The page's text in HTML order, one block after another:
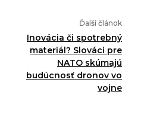
Ďalší článok
Inovácia či spotrebný
materiál? Slováci pre
NATO skúmajú
budúcnosť dronov vo
vojne